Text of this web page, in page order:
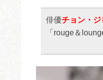
俳優チョン・ジ
「rouge＆